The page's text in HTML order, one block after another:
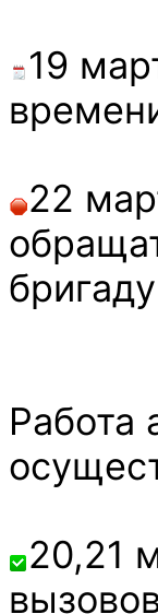
19
22
Работа
20,21